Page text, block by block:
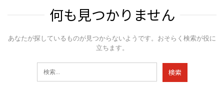
何も見つかりません
あなたが探しているものが見つからないようです。おそらく検索が役に
立ちます。